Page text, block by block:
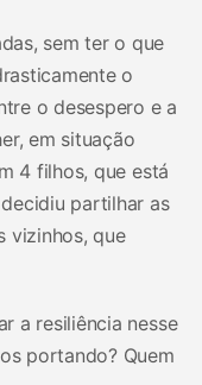
sem ter o que
o
o desespero e a
em situação
4 filhos, que está
partilhar as
vizinhos, que
a resiliência nesse
portando? Quem